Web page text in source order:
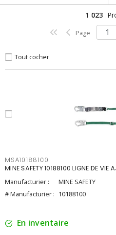
1 023
Page
Tout cocher
MSA10188100
MINE SAFETY 10188100 LIGNE DE VIE
Manufacturier :
MINE SAFETY
# Manufacturier : 10188100
En inventaire